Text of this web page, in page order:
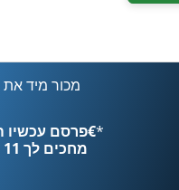
מכור מיד
פרסם עכשיו החל מ־‏4.49 ‏€*
מחכים לך 11 מיליון קונים